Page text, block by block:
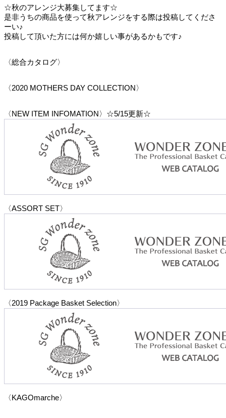
☆秋のアレンジ大募集してます☆
是非うちの商品を使って秋アレンジをする際は投稿してくださ
ーい♪
投稿して頂いた方には何か嬉しい事があるかもです♪
〈総合カタログ〉
〈2020 MOTHERS DAY COLLECTION〉
〈NEW ITEM INFOMATION〉☆5/15更新☆
〈ASSORT SET〉
〈2019 Package Basket Selection〉
〈KAGOmarche〉